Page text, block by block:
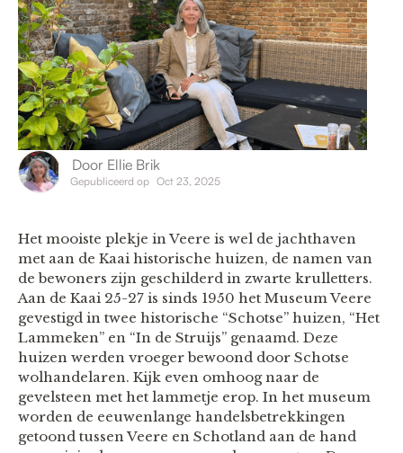
Door Ellie Brik
Gepubliceerd op Oct 23, 2025
Het mooiste plekje in Veere is wel de jachthaven
met aan de Kaai historische huizen, de namen van
de bewoners zijn geschilderd in zwarte krulletters.
Aan de Kaai 25-27 is sinds 1950 het Museum Veere
gevestigd in twee historische “Schotse” huizen, “Het
Lammeken” en “In de Struijs” genaamd. Deze
huizen werden vroeger bewoond door Schotse
wolhandelaren. Kijk even omhoog naar de
gevelsteen met het lammetje erop. In het museum
worden de eeuwenlange handelsbetrekkingen
getoond tussen Veere en Schotland aan de hand